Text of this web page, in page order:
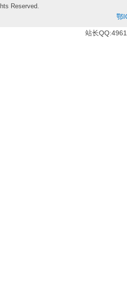
Reserved.
鄂
站长